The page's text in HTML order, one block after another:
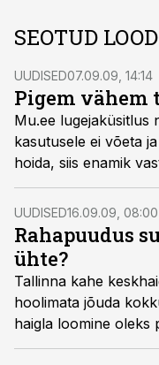
SEOTUD LOOD
UUDISED07.09.09, 14:14
Pigem vähem
Mu.ee lugejaküsitlus näitas, et
kasutusele ei võeta
hoida, siis enamik vastanuist oleks valmis vähem
töötama.
UUDISED16.09.09, 08:00
Rahapuudus
ühte?
Tallinna kahe keskhaigla
hoolimata jõuda
haigla loomine oleks pääsetee või mitte, kirjutas Eesti
Päevaleht.